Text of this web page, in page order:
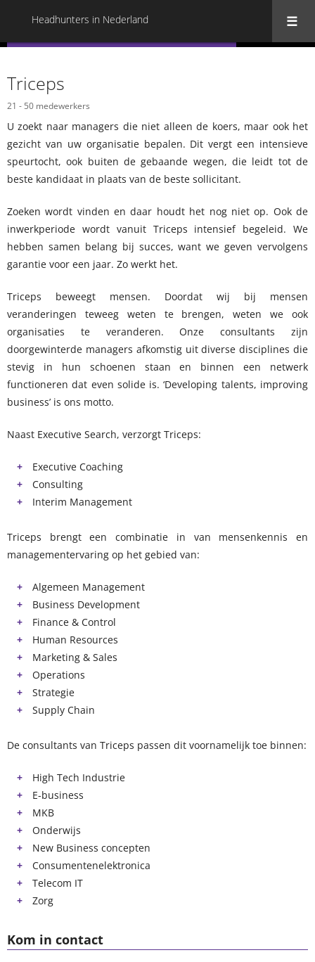
Headhunters in Nederland
Kom in contact
Triceps
21 - 50 medewerkers
U zoekt naar managers die niet alleen de koers, maar ook het
gezicht van uw organisatie bepalen. Dit vergt een intensieve
speurtocht, ook buiten de gebaande wegen, die leidt tot de
beste kandidaat in plaats van de beste sollicitant.
Zoeken wordt vinden en daar houdt het nog niet op. Ook de
inwerkperiode wordt vanuit Triceps intensief begeleid. We
hebben samen belang bij succes, want we geven vervolgens
garantie voor een jaar. Zo werkt het.
Triceps beweegt mensen. Doordat wij bij mensen
veranderingen teweeg weten te brengen, weten we ook
organisaties te veranderen. Onze consultants zijn
doorgewinterde managers afkomstig uit diverse disciplines die
stevig in hun schoenen staan en binnen een netwerk
functioneren dat even solide is. ‘Developing talents, improving
business’ is ons motto.
Naast Executive Search, verzorgt Triceps:
Executive Coaching
Consulting
Interim Management
Triceps brengt een combinatie in van mensenkennis en
managementervaring op het gebied van:
Algemeen Management
Business Development
Finance & Control
Human Resources
Marketing & Sales
Operations
Strategie
Supply Chain
De consultants van Triceps passen dit voornamelijk toe binnen:
High Tech Industrie
E-business
MKB
Onderwijs
New Business concepten
Consumentenelektronica
Telecom IT
Zorg